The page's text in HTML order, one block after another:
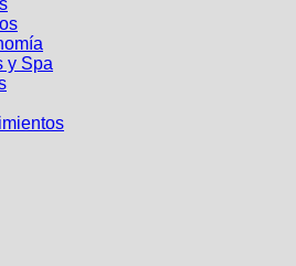
y Spa